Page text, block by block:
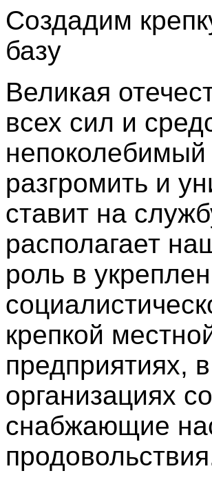
Создадим
базу
Великая
всех сил и
разгромить и
ставит на
располагает
роль в
крепкой
предприятиях,
организациях
снабжающие